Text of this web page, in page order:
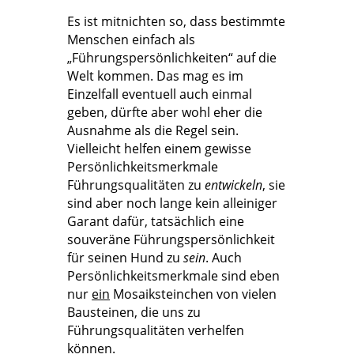
Es ist mitnichten so, dass bestimmte
Menschen einfach als
„Führungspersönlichkeiten“ auf die
Welt kommen. Das mag es im
Einzelfall eventuell auch einmal
geben, dürfte aber wohl eher die
Ausnahme als die Regel sein.
Vielleicht helfen einem gewisse
Persönlichkeitsmerkmale
Führungsqualitäten zuentwickeln, sie
sind aber noch lange kein alleiniger
Garant dafür, tatsächlich eine
souveräne Führungspersönlichkeit
für seinen Hund zusein. Auch
Persönlichkeitsmerkmale sind eben
nur ein Mosaiksteinchen von vielen
Bausteinen, die uns zu
Führungsqualitäten verhelfen
können.